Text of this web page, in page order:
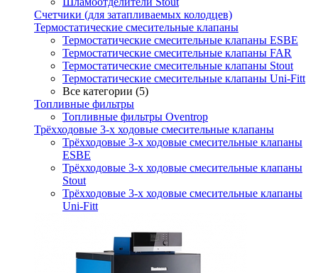
Счетчики (для затапливаемых колодцев)
Термостатические смесительные клапаны
Термостатические смесительные клапаны ESBE
Термостатические смесительные клапаны FAR
Термостатические смесительные клапаны Stout
Термостатические смесительные клапаны Uni-Fitt
Все категории (5)
Топливные фильтры
Топливные фильтры Oventrop
Трёхходовые 3-х ходовые смесительные клапаны
Трёхходовые 3-х ходовые смесительные клапаны
ESBE
Трёхходовые 3-х ходовые смесительные клапаны
Stout
Трёхходовые 3-х ходовые смесительные клапаны
Uni-Fitt